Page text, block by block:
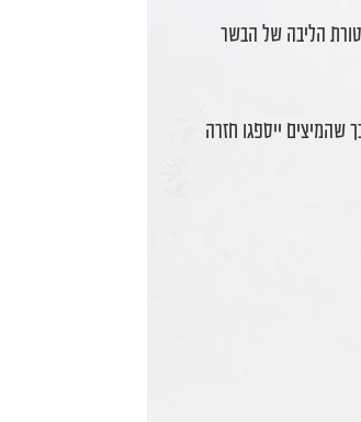
הליבה של הבשר
5 דקות לפני הפריסה, כך שהמיצים ייספגו חזרה